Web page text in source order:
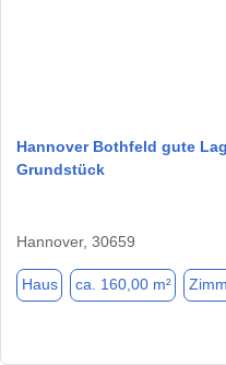
Hannover Bothfeld gute
Grundstück
Hannover, 30659
Haus ca. 160,00 m²